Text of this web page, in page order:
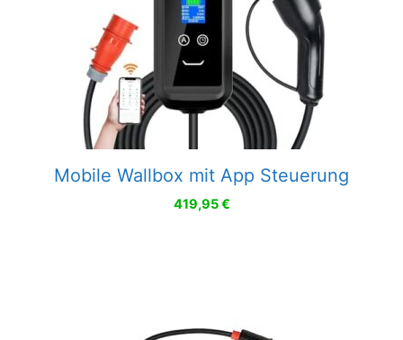
Mobile Wallbox mit App Steuerung
419,95€